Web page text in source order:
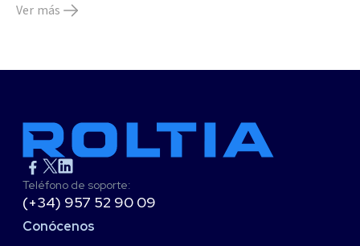
Ver más
Teléfono de soporte:
(+34) 957 52 90 09
Conócenos